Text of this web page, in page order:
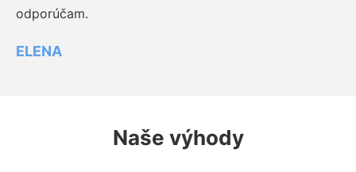
odporúčam.
ELENA
Naše výhody